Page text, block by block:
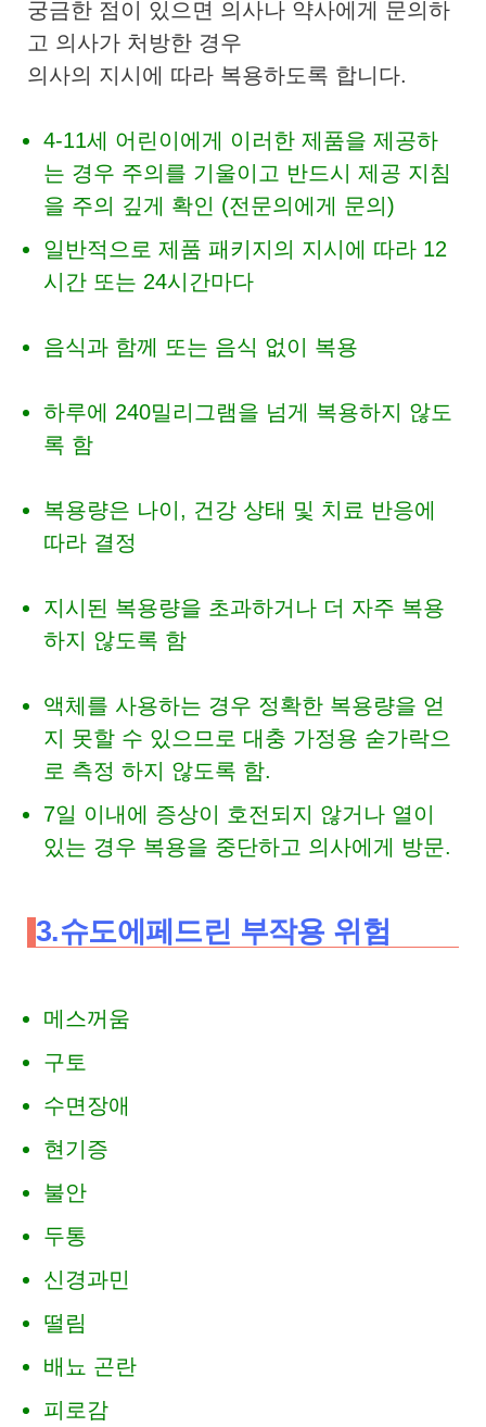
궁금한 점이 있으면 의사나 약사에게 문의하
고 의사가 처방한 경우
의사의 지시에 따라 복용하도록 합니다.
4-11세 어린이에게 이러한 제품을 제공하
는 경우 주의를 기울이고 반드시 제공 지침
을 주의 깊게 확인 (전문의에게 문의)
일반적으로 제품 패키지의 지시에 따라 12
시간 또는 24시간마다
음식과 함께 또는 음식 없이 복용
하루에 240밀리그램을 넘게 복용하지 않도
록 함
복용량은 나이, 건강 상태 및 치료 반응에
따라 결정
지시된 복용량을 초과하거나 더 자주 복용
하지 않도록 함
액체를 사용하는 경우 정확한 복용량을 얻
지 못할 수 있으므로 대충 가정용 숟가락으
로 측정 하지 않도록 함.
7일 이내에 증상이 호전되지 않거나 열이
있는 경우 복용을 중단하고 의사에게 방문.
3.슈도에페드린 부작용 위험
메스꺼움
구토
수면장애
현기증
불안
두통
신경과민
떨림
배뇨 곤란
피로감